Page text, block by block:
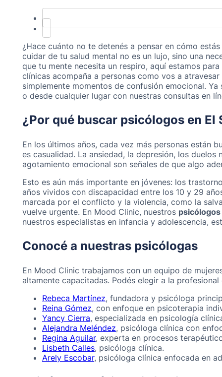
¿Hace cuánto no te detenés a pensar en cómo
cuidar de tu salud mental no es un lujo, sino una
que tu mente necesita un respiro, aquí estamos
clínicas acompaña a personas como vos a
simplemente momentos de confusión emocional.
o desde cualquier lugar con nuestras consultas en
¿Por qué buscar psicólogos en El
En los últimos años, cada vez más personas están
es casualidad. La ansiedad, la depresión, los duelos
agotamiento emocional son señales de que algo
Esto es aún más importante en jóvenes: los
años vividos con discapacidad entre los 10 y 29
marcada por el conflicto y la violencia, como la
vuelve urgente. En Mood Clinic, nuestros psicólogos
nuestros especialistas en infancia y adolescencia,
Conocé a nuestras psicólogas
En Mood Clinic trabajamos con un equipo de
altamente capacitadas. Podés elegir a la
Rebeca Martínez, fundadora y psicóloga
Reina Gómez, con enfoque en psicoterapia
Yancy Cierra, especializada en psicología
Alejandra Meléndez, psicóloga clínica con
Regina Aguilar, experta en procesos
Lisbeth Calles, psicóloga clínica.
Arely Escobar, psicóloga clínica enfocada en